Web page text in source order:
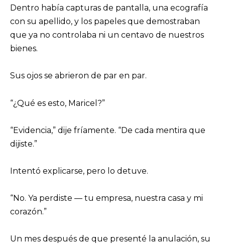
Dentro había capturas de pantalla, una ecografía
con su apellido, y los papeles que demostraban
que ya no controlaba ni un centavo de nuestros
bienes.
Sus ojos se abrieron de par en par.
“¿Qué es esto, Maricel?”
“Evidencia,” dije fríamente. “De cada mentira que
dijiste.”
Intentó explicarse, pero lo detuve.
“No. Ya perdiste — tu empresa, nuestra casa y mi
corazón.”
Un mes después de que presenté la anulación, su